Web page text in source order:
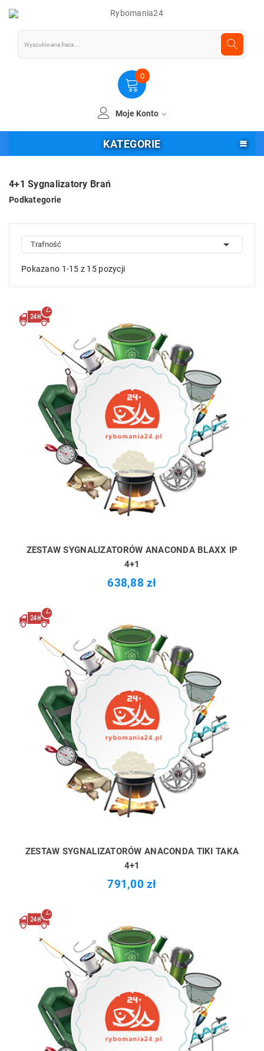
0
Moje Konto
KATEGORIE
4+1 Sygnalizatory Brań
Podkategorie
Trafność 
Pokazano 1-15 z 15 pozycji
ZESTAW SYGNALIZATORÓW ANACONDA BLAXX IP
4+1
638,88 zł
ZESTAW SYGNALIZATORÓW ANACONDA TIKI TAKA
4+1
791,00 zł